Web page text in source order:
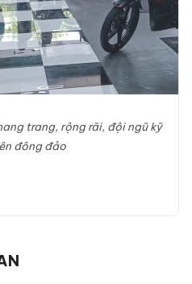
trang, rộng rãi, đội ngũ kỹ
đông đảo